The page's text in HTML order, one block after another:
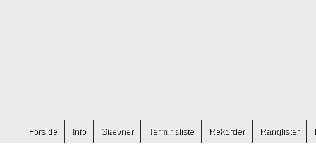
Forside Info Stævner Terminsliste Rekorder Ranglister